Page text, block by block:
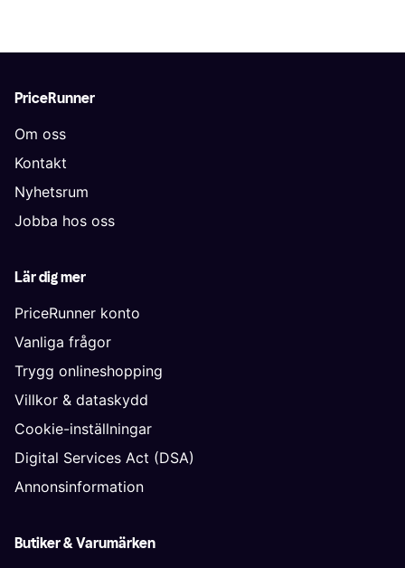
PriceRunner
Om oss
Kontakt
Nyhetsrum
Jobba hos oss
Lär dig mer
PriceRunner konto
Vanliga frågor
Trygg onlineshopping
Villkor & dataskydd
Cookie-inställningar
Digital Services Act (DSA)
Annonsinformation
Butiker & Varumärken